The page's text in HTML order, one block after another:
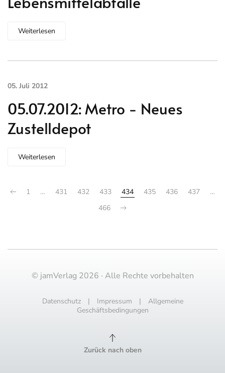
Weiterlesen
05. Juli 2012
05.07.2012: Metro - Neues
Zustelldepot
Weiterlesen
1 … 431 432 433 434 435 436 437
…
466
© jamVerlag 2026 · Alle Rechte vorbehalten
Datenschutz| Impressum | Allgemeine
Geschäftsbedingungen
Zurück nach oben